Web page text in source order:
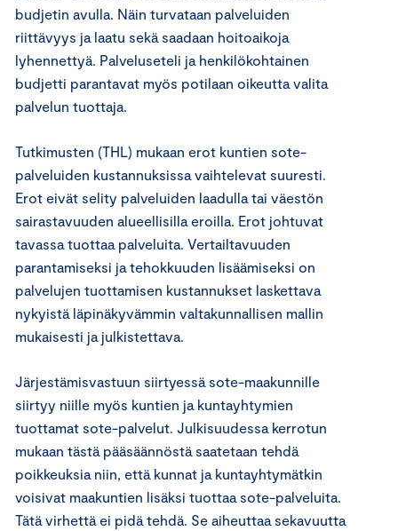
budjetin avulla. Näin turvataan palveluiden
riittävyys ja laatu sekä saadaan hoitoaikoja
lyhennettyä. Palveluseteli ja henkilökohtainen
budjetti parantavat myös potilaan oikeutta valita
palvelun tuottaja.
Tutkimusten (THL) mukaan erot kuntien sote-
palveluiden kustannuksissa vaihtelevat suuresti.
Erot eivät selity palveluiden laadulla tai väestön
sairastavuuden alueellisilla eroilla. Erot johtuvat
tavassa tuottaa palveluita. Vertailtavuuden
parantamiseksi ja tehokkuuden lisäämiseksi on
palvelujen tuottamisen kustannukset laskettava
nykyistä läpinäkyvämmin valtakunnallisen mallin
mukaisesti ja julkistettava.
Järjestämisvastuun siirtyessä sote-maakunnille
siirtyy niille myös kuntien ja kuntayhtymien
tuottamat sote-palvelut. Julkisuudessa kerrotun
mukaan tästä pääsäännöstä saatetaan tehdä
poikkeuksia niin, että kunnat ja kuntayhtymätkin
voisivat maakuntien lisäksi tuottaa sote-palveluita.
Tätä virhettä ei pidä tehdä. Se aiheuttaa sekavuutta